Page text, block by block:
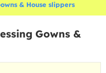
& House slippers
Gowns &